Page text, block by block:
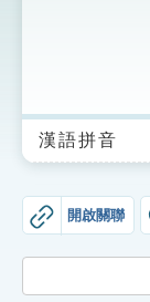
生字詞彙表
成語故事
索引選單
漢語拼音
開啟關聯